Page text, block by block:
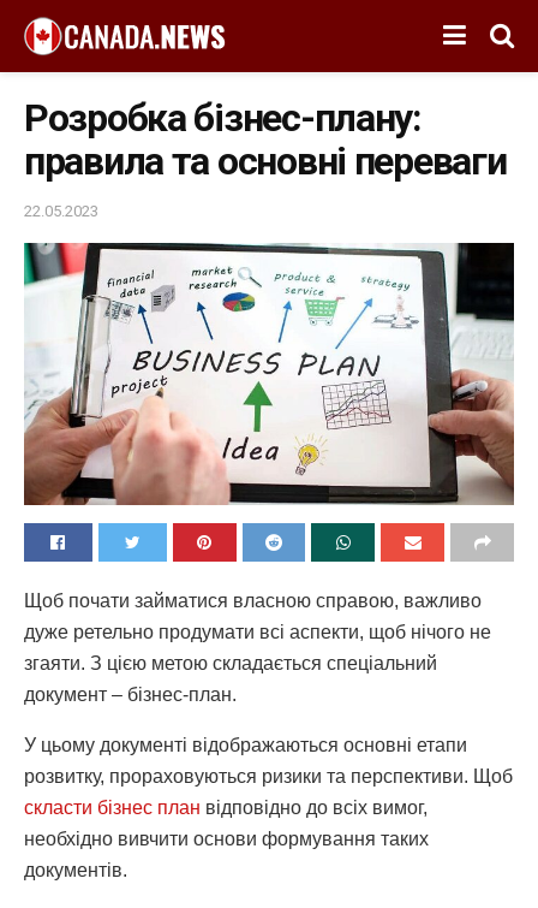
Розробка бізнес-плану:
правила та основні переваги
22.05.2023
Щоб почати займатися власною справою, важливо
дуже ретельно продумати всі аспекти, щоб нічого не
згаяти. З цією метою складається спеціальний
документ – бізнес-план.
У цьому документі відображаються основні етапи
розвитку, прораховуються ризики та перспективи. Щоб
скласти бізнес план відповідно до всіх вимог,
необхідно вивчити основи формування таких
документів.